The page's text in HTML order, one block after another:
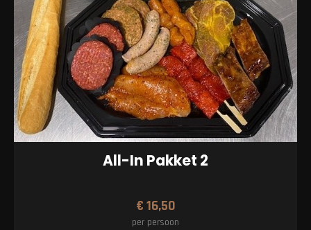
All-In Pakket 2
€16,50
per persoon